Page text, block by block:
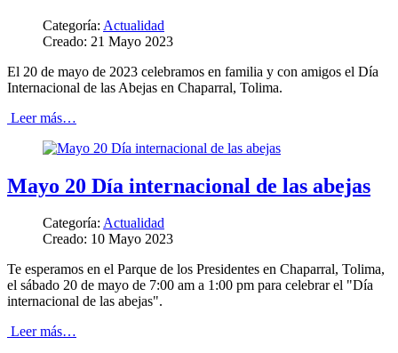
Categoría: Actualidad
Creado: 21 Mayo 2023
El 20 de mayo de 2023 celebramos en familia y con amigos el Día
Internacional de las Abejas en Chaparral, Tolima.
Leer más…
Mayo 20 Día internacional de las abejas
Categoría: Actualidad
Creado: 10 Mayo 2023
Te esperamos en el Parque de los Presidentes en Chaparral, Tolima,
el sábado 20 de mayo de 7:00 am a 1:00 pm para celebrar el "Día
internacional de las abejas".
Leer más…